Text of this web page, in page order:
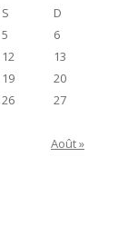
S
D
5
6
12
13
19
20
26
27
Août »